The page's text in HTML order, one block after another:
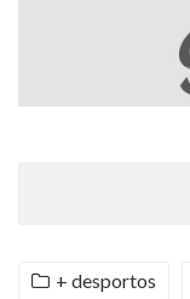
+ desportos